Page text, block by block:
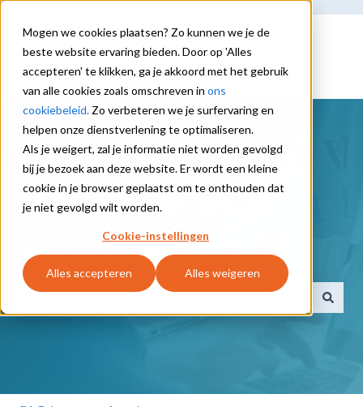
Mogen we cookies plaatsen? Zo kunnen we je de
beste website ervaring bieden. Door op 'Alles
accepteren' te klikken, ga je akkoord met het gebruik
van alle cookies zoals omschreven in ons
cookiebeleid. Zo verbeteren we je surfervaring en
helpen onze dienstverlening te optimaliseren.
Als je weigert, zal je informatie niet worden gevolgd
bij je bezoek aan deze website. Er wordt een kleine
cookie in je browser geplaatst om te onthouden dat
je niet gevolgd wilt worden.
Cookie-instellingen
Alles accepteren Alles weigeren
Hoe kunnen we je
helpen?
Er zijn geen suggesties want het zoekveld is leeg.